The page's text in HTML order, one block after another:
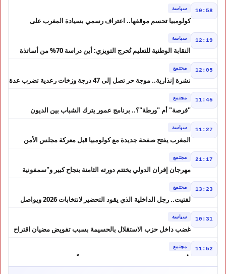
10:58 سياسة
كولومبيا تحسم موقفها.. اعتراف رسمي بسيادة المغرب على
12:19 سياسة
النقابة الوطنية للتعليم تُحرج التويزي: أين دراسة 70% من أساتذة
12:05 مجتمع
نشرة إنذارية.. موجة حر تصل إلى 47 درجة وزخات رعدية تضرب عدة
11:45 مجتمع
"فرصة" أم "ورطة"؟.. برنامج عمور يترك الشباب بين الديون
11:27 سياسة
المغرب يفتح صفحة جديدة مع كولومبيا قبل معركة مجلس الأمن
21:17 مجتمع
مهرجان إفران الدولي يختتم دورته الثامنة بنجاح كبير و"سمفونية
13:23 مجتمع
لفتيت.. رجل الداخلية الذي يقود التحضير لانتخابات 2026 ويواصل
10:31 سياسة
غضب داخل حزب الاستقلال بالحسيمة بسبب تفويض مضيان اقتراح
11:52 مجتمع
تأجيل محاكمة "إسكوبار الصحراء" استئنافياً واستدعاء جميع المتهمين
في حالة سراح